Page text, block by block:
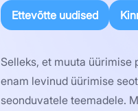
Ettevõtte uudised
Selleks, et muuta üürimise
enam levinud üürimise
seonduvatele teemadele.